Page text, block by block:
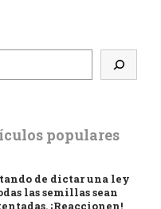
populares
de dictar una ley
las semillas sean
¡Reaccionen!